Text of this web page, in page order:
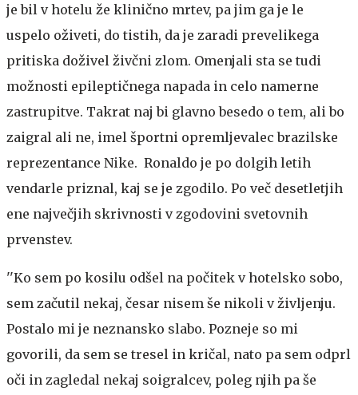
je bil v hotelu že klinično mrtev, pa jim ga je le
uspelo oživeti, do tistih, da je zaradi prevelikega
pritiska doživel živčni zlom. Omenjali sta se tudi
možnosti epileptičnega napada in celo namerne
zastrupitve. Takrat naj bi glavno besedo o tem, ali bo
zaigral ali ne, imel športni opremljevalec brazilske
reprezentance Nike. Ronaldo je po dolgih letih
vendarle priznal, kaj se je zgodilo. Po več desetletjih
ene največjih skrivnosti v zgodovini svetovnih
prvenstev.
''Ko sem po kosilu odšel na počitek v hotelsko sobo,
sem začutil nekaj, česar nisem še nikoli v življenju.
Postalo mi je neznansko slabo. Pozneje so mi
govorili, da sem se tresel in kričal, nato pa sem odprl
oči in zagledal nekaj soigralcev, poleg njih pa še